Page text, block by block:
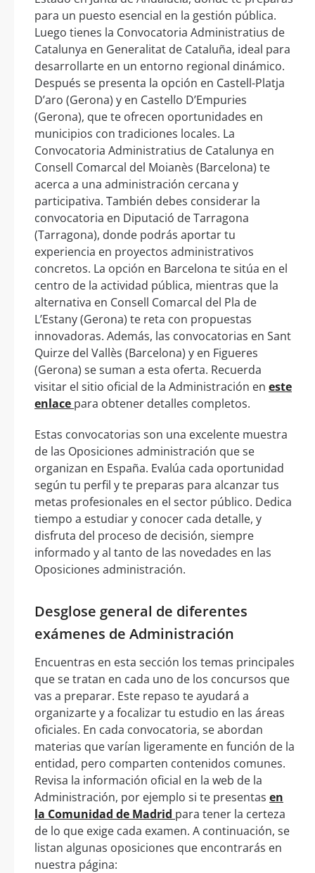
para un puesto esencial en la gestión pública.
Luego tienes la Convocatoria Administratius de
Catalunya en Generalitat de Cataluña, ideal para
desarrollarte en un entorno regional dinámico.
Después se presenta la opción en Castell-Platja
D’aro (Gerona) y en Castello D’Empuries
(Gerona), que te ofrecen oportunidades en
municipios con tradiciones locales. La
Convocatoria Administratius de Catalunya en
Consell Comarcal del Moianès (Barcelona) te
acerca a una administración cercana y
participativa. También debes considerar la
convocatoria en Diputació de Tarragona
(Tarragona), donde podrás aportar tu
experiencia en proyectos administrativos
concretos. La opción en Barcelona te sitúa en el
centro de la actividad pública, mientras que la
alternativa en Consell Comarcal del Pla de
L’Estany (Gerona) te reta con propuestas
innovadoras. Además, las convocatorias en Sant
Quirze del Vallès (Barcelona) y en Figueres
(Gerona) se suman a esta oferta. Recuerda
visitar el sitio oficial de la Administración en este
enlace para obtener detalles completos.
Estas convocatorias son una excelente muestra
de las Oposiciones administración que se
organizan en España. Evalúa cada oportunidad
según tu perfil y te preparas para alcanzar tus
metas profesionales en el sector público. Dedica
tiempo a estudiar y conocer cada detalle, y
disfruta del proceso de decisión, siempre
informado y al tanto de las novedades en las
Oposiciones administración.
Desglose general de diferentes
exámenes de Administración
Encuentras en esta sección los temas principales
que se tratan en cada uno de los concursos que
vas a preparar. Este repaso te ayudará a
organizarte y a focalizar tu estudio en las áreas
oficiales. En cada convocatoria, se abordan
materias que varían ligeramente en función de la
entidad, pero comparten contenidos comunes.
Revisa la información oficial en la web de la
Administración, por ejemplo si te presentas en
la Comunidad de Madrid para tener la certeza
de lo que exige cada examen. A continuación, se
listan algunas oposiciones que encontrarás en
nuestra página: